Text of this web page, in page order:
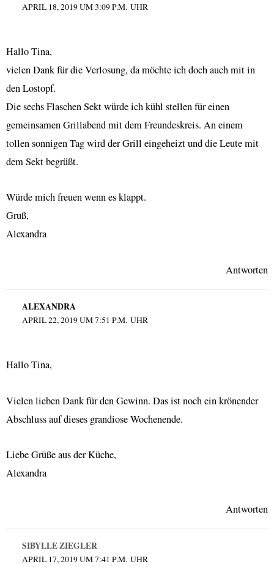
APRIL 18, 2019 UM 3:09 P.M. UHR
Hallo Tina,
vielen Dank für die Verlosung, da möchte ich doch auch mit in
den Lostopf.
Die sechs Flaschen Sekt würde ich kühl stellen für einen
gemeinsamen Grillabend mit dem Freundeskreis. An einem
tollen sonnigen Tag wird der Grill eingeheizt und die Leute mit
dem Sekt begrüßt.
Würde mich freuen wenn es klappt.
Gruß,
Alexandra
Antworten
ALEXANDRA
APRIL 22, 2019 UM 7:51 P.M. UHR
Hallo Tina,
Vielen lieben Dank für den Gewinn. Das ist noch ein krönender
Abschluss auf dieses grandiose Wochenende.
Liebe Grüße aus der Küche,
Alexandra
Antworten
SIBYLLE ZIEGLER
APRIL 17, 2019 UM 7:41 P.M. UHR